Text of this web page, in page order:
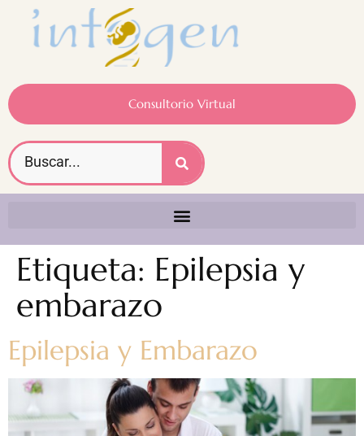
Consultorio Virtual
Etiqueta: Epilepsia y
embarazo
Epilepsia y Embarazo